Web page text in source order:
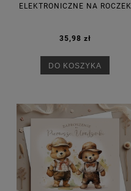
ELEKTRONICZNE NA ROCZEK
35,98 zł
DO KOSZYKA